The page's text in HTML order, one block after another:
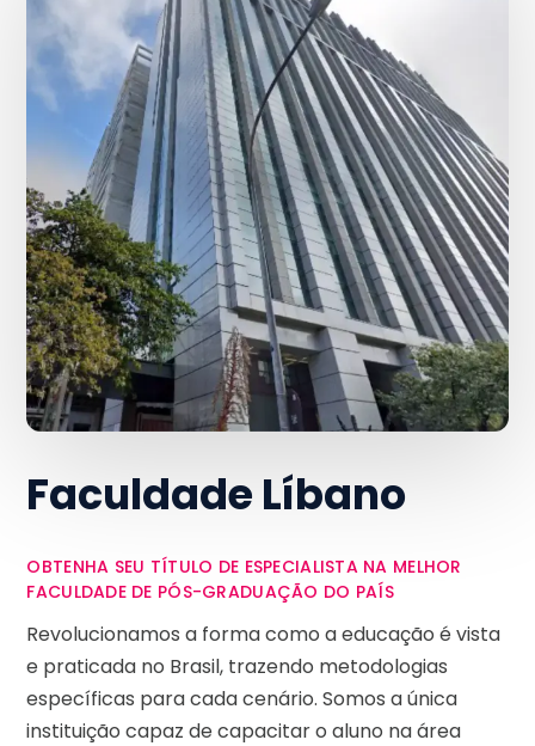
Faculdade Líbano
OBTENHA SEU TÍTULO DE ESPECIALISTA NA MELHOR
FACULDADE DE PÓS-GRADUAÇÃO DO PAÍS
Revolucionamos a forma como a educação é vista
e praticada no Brasil, trazendo metodologias
específicas para cada cenário. Somos a única
instituição capaz de capacitar o aluno na área